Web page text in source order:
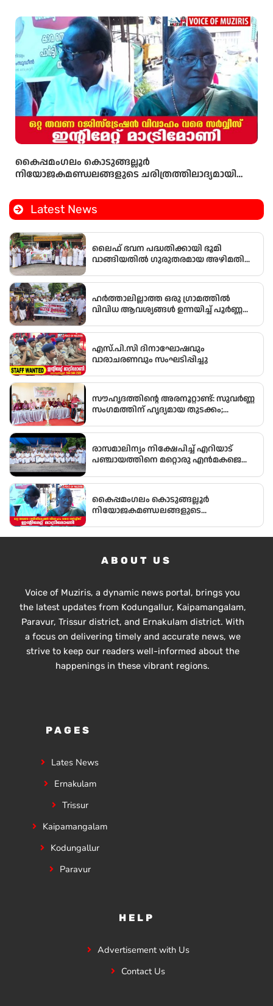
കൈപ്പമംഗലം കൊടുങ്ങല്ലൂർ
നിയോജകമണ്ഡലങ്ങളുടെ ചരിത്രത്തിലാദ്യമായി
Latest News
ലൈഫ് ഭവന പദ്ധതിക്കായി ഭൂമി
വാങ്ങിയതിൽ ഗുരുതരമായ അഴിമതി
അന്വേഷണം ആവശ്യപ്പെട്ട് യു.ഡി.എഫ്
പഞ്ചായത്ത് ഓഫീസിലേക്ക് പ്രതിഷേധ
മാർച്ച് നടത്തി
ഹർത്താലില്ലാത്ത ഒരു ഗ്രാമത്തിൽ
വിവിധ ആവശ്യങ്ങൾ ഉന്നയിച്ച് പൂർണ്ണ
എസ്.പി.സി ദിനാഘോഷവും
വാരാചരണവും സംഘടിപ്പിച്ചു
സൗഹൃദത്തിന്റെ അരനൂറ്റാണ്ട്: സുവർണ്ണ
സംഗമത്തിന് ഹൃദ്യമായ തുടക്കം;
നിർവ്വഹിച്ചു.
രാസമാലിന്യം നിക്ഷേപിച്ച് എറിയാട്
പഞ്ചായത്തിനെ മറ്റൊരു എൻമകജെ
ടി എൻ പ്രതാപൻ
കൈപ്പമംഗലം കൊടുങ്ങല്ലൂർ
നിയോജകമണ്ഡലങ്ങളുടെ
ABOUT US
Voice of Muziris, a dynamic news portal, brings you
the latest updates from Kodungallur, Kaipamangalam,
Paravur, Trissur district, and Ernakulam district. With
a focus on delivering timely and accurate news, we
strive to keep our readers well-informed about the
happenings in these vibrant regions.
PAGES
Lates News
Ernakulam
Trissur
Kaipamangalam
Kodungallur
Paravur
HELP
Advertisement with Us
Contact Us